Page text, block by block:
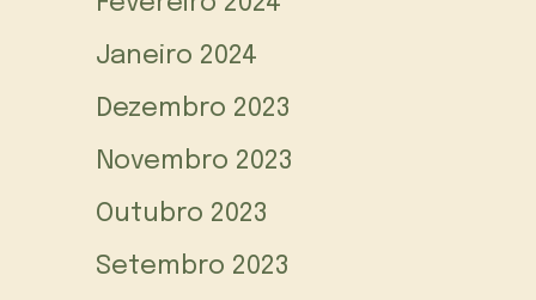
Janeiro 2024
Dezembro 2023
Novembro 2023
Outubro 2023
Setembro 2023